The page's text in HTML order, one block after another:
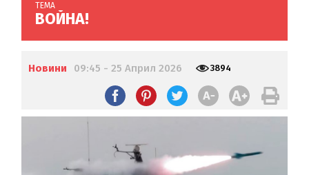
ТЕМА
ВОЙНА!
Новини 09:45 - 25 Април 2026 3894